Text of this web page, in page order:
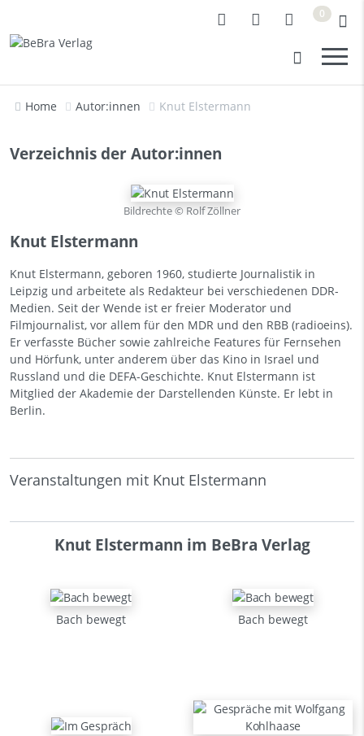
0
Home Autor:innen Knut Elstermann
Verzeichnis der Autor:innen
Bildrechte © Rolf Zöllner
Knut Elstermann
Knut Elstermann, geboren 1960, studierte Journalistik in
Leipzig und arbeitete als Redakteur bei verschiedenen DDR-
Medien. Seit der Wende ist er freier Moderator und
Filmjournalist, vor allem für den MDR und den RBB (radioeins).
Er verfasste Bücher sowie zahlreiche Features für Fernsehen
und Hörfunk, unter anderem über das Kino in Israel und
Russland und die DEFA-Geschichte. Knut Elstermann ist
Mitglied der Akademie der Darstellenden Künste. Er lebt in
Berlin.
Veranstaltungen mit Knut Elstermann
Knut Elstermann im BeBra Verlag
Bach bewegt Bach bewegt